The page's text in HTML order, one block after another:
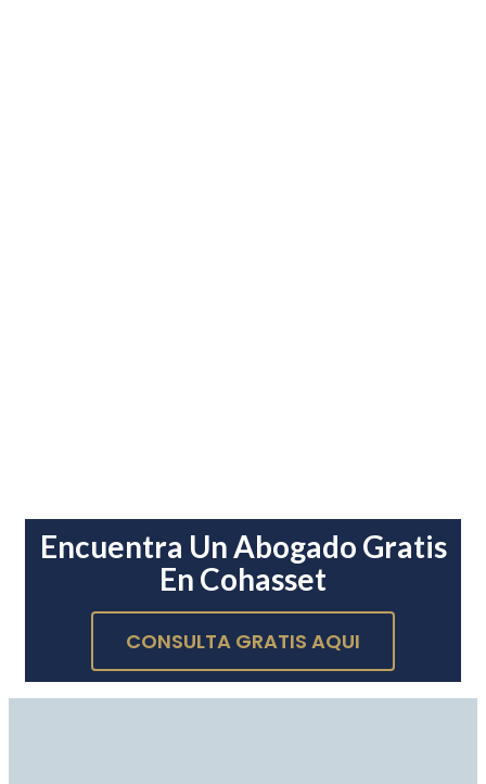
Encuentra Un Abogado Gratis
En Cohasset
CONSULTA GRATIS AQUI